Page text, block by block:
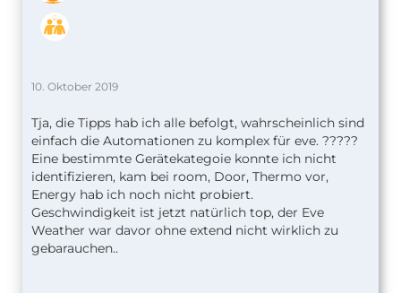
10. Oktober 2019
Tja, die Tipps hab ich alle befolgt, wahrscheinlich sind
einfach die Automationen zu komplex für eve. ?????
Eine bestimmte Gerätekategoie konnte ich nicht
identifizieren, kam bei room, Door, Thermo vor,
Energy hab ich noch nicht probiert.
Geschwindigkeit ist jetzt natürlich top, der Eve
Weather war davor ohne extend nicht wirklich zu
gebarauchen..